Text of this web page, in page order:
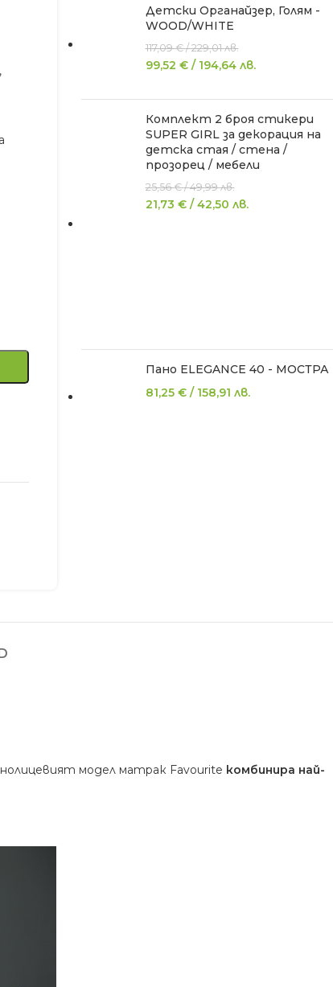
Детски Органайзер, Голям -
WOOD/WHITE
117,09€ /229,01лв.
99,52 € / 194,64 лв.
Комплект 2 броя стикери
SUPER GIRL за декорация на
детска стая / стена /
прозорец / мебели
25,56€ /49,99лв.
21,73 € /42,50 лв.
Пано ELEGANCE 40 - МОСТРА
81,25 € / 158,91 лв.
модел матрак Favourite комбинира най-